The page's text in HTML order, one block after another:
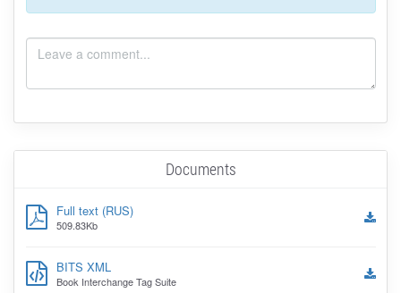
Documents
Full text (RUS)
509.83Kb
BITS XML
Book Interchange Tag Suite